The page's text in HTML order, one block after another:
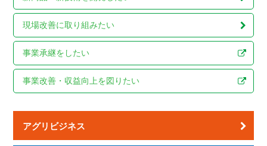
現場改善に取り組みたい
事業承継をしたい
事業改善・収益向上を図りたい
アグリビジネス